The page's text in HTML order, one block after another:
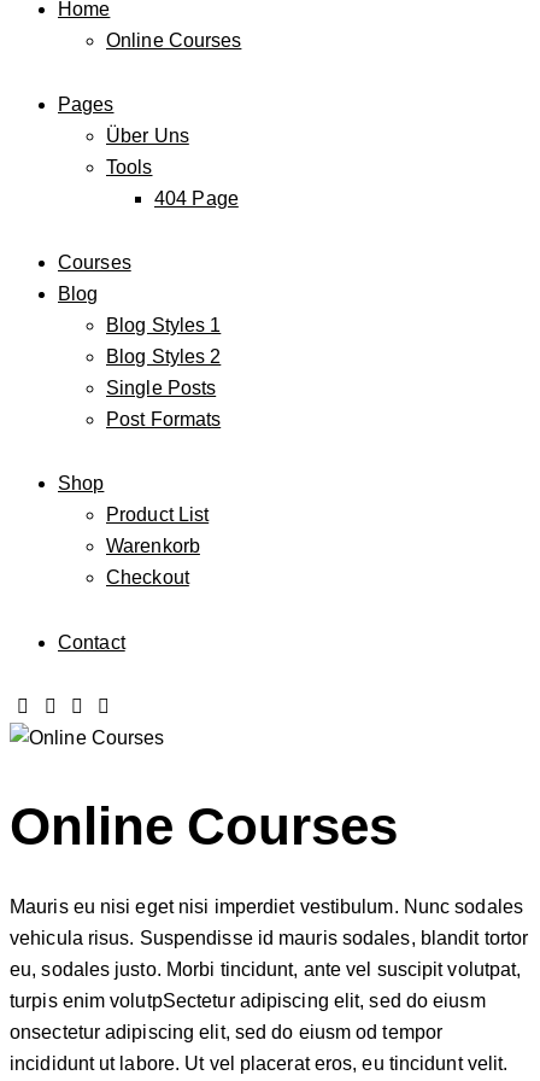
Home
Online Courses
Pages
Über Uns
Tools
404 Page
Courses
Blog
Blog Styles 1
Blog Styles 2
Single Posts
Post Formats
Shop
Product List
Warenkorb
Checkout
Contact
Online Courses
Mauris eu nisi eget nisi imperdiet vestibulum. Nunc sodales
vehicula risus. Suspendisse id mauris sodales, blandit tortor
eu, sodales justo. Morbi tincidunt, ante vel suscipit volutpat,
turpis enim volutpSectetur adipiscing elit, sed do eiusm
onsectetur adipiscing elit, sed do eiusm od tempor
incididunt ut labore. Ut vel placerat eros, eu tincidunt velit.